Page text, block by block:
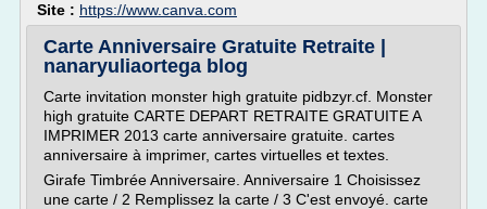
Site : https://www.canva.com
Carte Anniversaire Gratuite Retraite |
nanaryuliaortega blog
Carte invitation monster high gratuite pidbzyr.cf. Monster
high gratuite CARTE DEPART RETRAITE GRATUITE A
IMPRIMER 2013 carte anniversaire gratuite. cartes
anniversaire à imprimer, cartes virtuelles et textes.
Girafe Timbrée Anniversaire. Anniversaire 1 Choisissez
une carte / 2 Remplissez la carte / 3 C'est envoyé. carte